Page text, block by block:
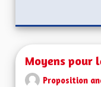
Moyens pour
Proposition